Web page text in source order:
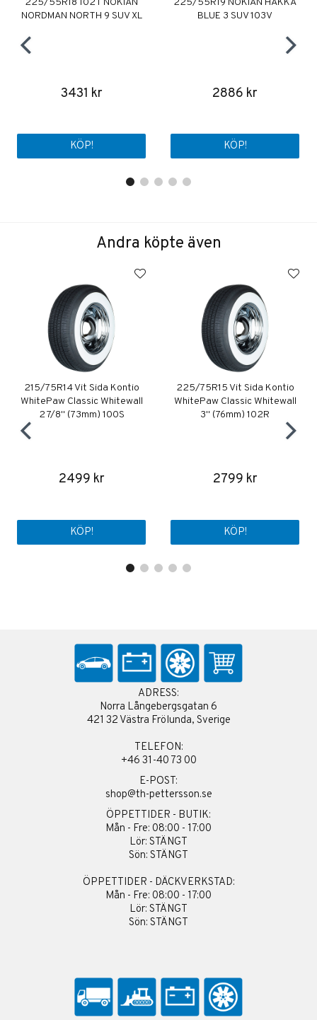
NORDMAN NORTH 9 SUV XL
3431 kr
KÖP!
BLUE 3 SUV 103V
2886 kr
KÖP!
Andra köpte även
215/75R14 Vit Sida Kontio
WhitePaw Classic Whitewall
2 7/8" (73mm) 100S
2499 kr
KÖP!
225/75R15 Vit Sida Kontio
WhitePaw Classic Whitewall
3" (76mm) 102R
2799 kr
KÖP!
ADRESS:
Norra Långebergsgatan 6
421 32 Västra Frölunda, Sverige
TELEFON:
+46 31-40 73 00
E-POST:
shop@th-pettersson.se
ÖPPETTIDER - BUTIK:
Mån - Fre: 08:00 - 17:00
Lör: STÄNGT
Sön: STÄNGT
ÖPPETTIDER - DÄCKVERKSTAD:
Mån - Fre: 08:00 - 17:00
Lör: STÄNGT
Sön: STÄNGT